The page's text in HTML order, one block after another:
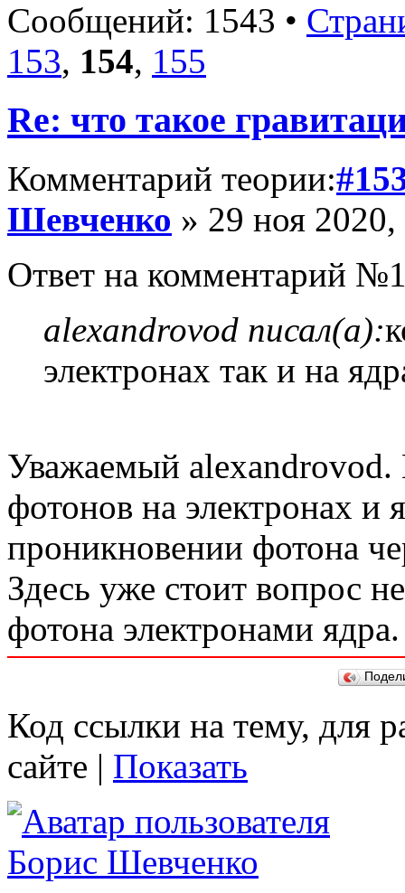
Сообщений: 1543 •
153, 154, 155
Re: что такое
Комментарий теории:
Шевченко » 29 ноя
Ответ на комментарий
alexandrovod писал(а):
электронах так и на
Уважаемый alexandrovod.
фотонов на электронах и
проникновении фотона
Здесь уже стоит вопрос
фотона электронами
Код ссылки на тему, для
сайте | Показать
Борис Шевченко